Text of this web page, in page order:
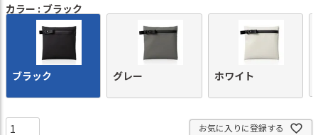
カラー ブラック
ブラック グレー ホワイト
お気に入りに登録する